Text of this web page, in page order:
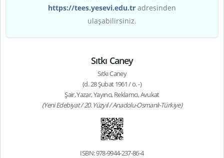
https://tees.yesevi.edu.tr adresinden
ulaşabilirsiniz.
Sıtkı Caney
Sıtkı Caney
(d. 28 Şubat 1961 / ö. -)
Şair, Yazar, Yayıncı, Reklamcı, Avukat
(Yeni Edebiyat / 20. Yüzyıl / Anadolu-Osmanlı-Türkiye)
ISBN: 978-9944-237-86-4